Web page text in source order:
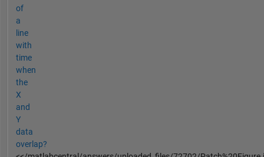
of
a
line
with
time
when
the
X
and
Y
data
overlap?